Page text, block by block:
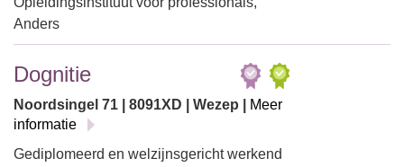
Anders
Dognitie
Noordsingel 71 | 8091XD | Wezep |
Meer
informatie
Gediplomeerd en welzijnsgericht werkend